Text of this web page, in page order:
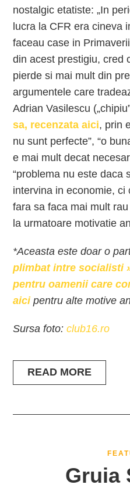
nostalgic etatiste: „In
lucra la CFR era cineva
faceau case in
din acest prestigiu, cred
pierde si mai mult din
argumentele care
Adrian Vasilescu
sa, recenzata aici, prin
nu sunt perfecte”, “o
e mai mult decat
“problema nu este daca
intervina in economie,
fara sa faca mai mult
la urmatoare motivatie
*Aceasta este doar o
plimbat intre socialisti
pentru oamenii care
aici pentru alte motive
Sursa foto:club16.ro
READ MORE
Gruia